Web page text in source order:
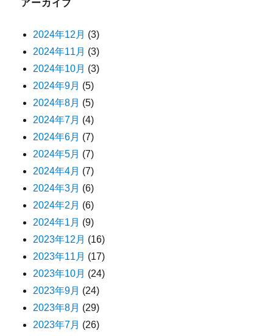
アーカイブ
2024年12月 (3)
2024年11月 (3)
2024年10月 (3)
2024年9月 (5)
2024年8月 (5)
2024年7月 (4)
2024年6月 (7)
2024年5月 (7)
2024年4月 (7)
2024年3月 (6)
2024年2月 (6)
2024年1月 (9)
2023年12月 (16)
2023年11月 (17)
2023年10月 (24)
2023年9月 (24)
2023年8月 (29)
2023年7月 (26)